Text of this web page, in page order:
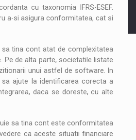
cu taxonomia IFRS-ESEF.
a-si asigura conformitatea, cat si
tina cont atat de complexitatea
Pe de alta parte, societatile listate
unui astfel de software. In
ajute la identificarea corecta a
daca se doreste, cu alte
sa tina cont este conformitatea
ca aceste situatii financiare